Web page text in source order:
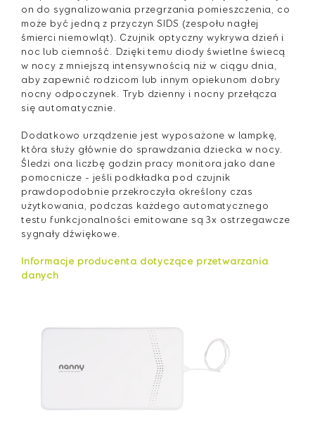
on do sygnalizowania przegrzania pomieszczenia, co
może być jedną z przyczyn SIDS (zespołu nagłej
śmierci niemowląt). Czujnik optyczny wykrywa dzień i
noc lub ciemność. Dzięki temu diody świetlne świecą
w nocy z mniejszą intensywnością niż w ciągu dnia,
aby zapewnić rodzicom lub innym opiekunom dobry
nocny odpoczynek. Tryb dzienny i nocny przełącza
się automatycznie.
Dodatkowo urządzenie jest wyposażone w lampkę,
która służy głównie do sprawdzania dziecka w nocy.
Śledzi ona liczbę godzin pracy monitora jako dane
pomocnicze - jeśli podkładka pod czujnik
prawdopodobnie przekroczyła określony czas
użytkowania, podczas każdego automatycznego
testu funkcjonalności emitowane są 3x ostrzegawcze
sygnały dźwiękowe.
Informacje producenta dotyczące przetwarzania
danych